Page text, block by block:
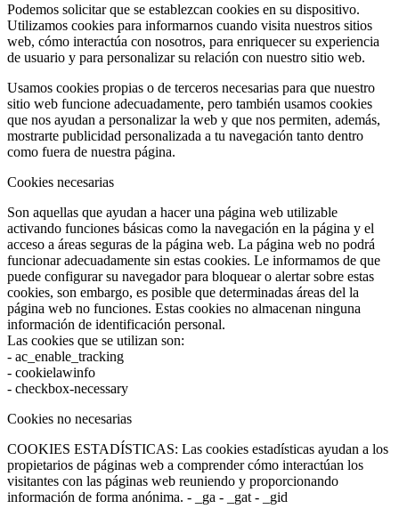
Podemos solicitar que se establezcan cookies en su dispositivo.
Utilizamos cookies para informarnos cuando visita nuestros sitios
web, cómo interactúa con nosotros, para enriquecer su experiencia
de usuario y para personalizar su relación con nuestro sitio web.
Usamos cookies propias o de terceros necesarias para que nuestro
sitio web funcione adecuadamente, pero también usamos cookies
que nos ayudan a personalizar la web y que nos permiten, además,
mostrarte publicidad personalizada a tu navegación tanto dentro
como fuera de nuestra página.
Cookies necesarias
Son aquellas que ayudan a hacer una página web utilizable
activando funciones básicas como la navegación en la página y el
acceso a áreas seguras de la página web. La página web no podrá
funcionar adecuadamente sin estas cookies. Le informamos de que
puede configurar su navegador para bloquear o alertar sobre estas
cookies, son embargo, es posible que determinadas áreas del la
página web no funciones. Estas cookies no almacenan ninguna
información de identificación personal.
Las cookies que se utilizan son:
- ac_enable_tracking
- cookielawinfo
- checkbox-necessary
Cookies no necesarias
COOKIES ESTADÍSTICAS: Las cookies estadísticas ayudan a los
propietarios de páginas web a comprender cómo interactúan los
visitantes con las páginas web reuniendo y proporcionando
información de forma anónima. - _ga - _gat - _gid